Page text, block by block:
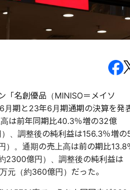
「名創優品（MINISO＝メイソ
月期と23年6月期通期の決算を発
は前年同期比40.3％増の32億
、調整後の純利益は156.3％増の
）。通期の売上高は前の期比13.8
2300億円）、調整後の純利益は
元（約360億円）だった。